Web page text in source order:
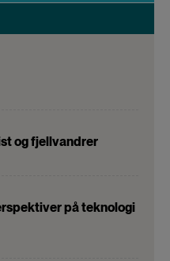
og fjellvandrer
på teknologi